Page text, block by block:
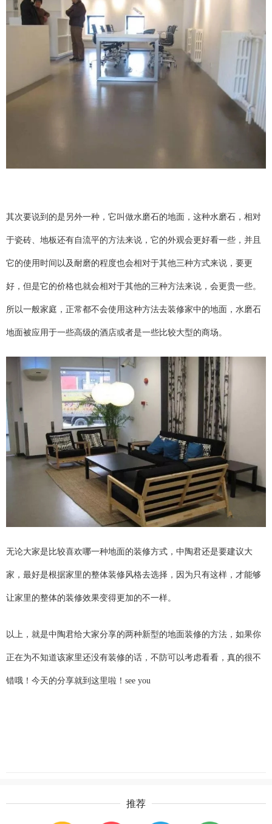
其次要说到的是另外一种，它叫做水磨石的地面，这种水磨石，相对
于瓷砖、地板还有自流平的方法来说，它的外观会更好看一些，并且
它的使用时间以及耐磨的程度也会相对于其他三种方式来说，要更
好，但是它的价格也就会相对于其他的三种方法来说，会更贵一些。
所以一般家庭，正常都不会使用这种方法去装修家中的地面，水磨石
地面被应用于一些高级的酒店或者是一些比较大型的商场。
无论大家是比较喜欢哪一种地面的装修方式，中陶君还是要建议大
家，最好是根据家里的整体装修风格去选择，因为只有这样，才能够
让家里的整体的装修效果变得更加的不一样。
以上，就是中陶君给大家分享的两种新型的地面装修的方法，如果你
正在为不知道该家里还没有装修的话，不防可以考虑看看，真的很不
错哦！今天的分享就到这里啦！see you
推荐